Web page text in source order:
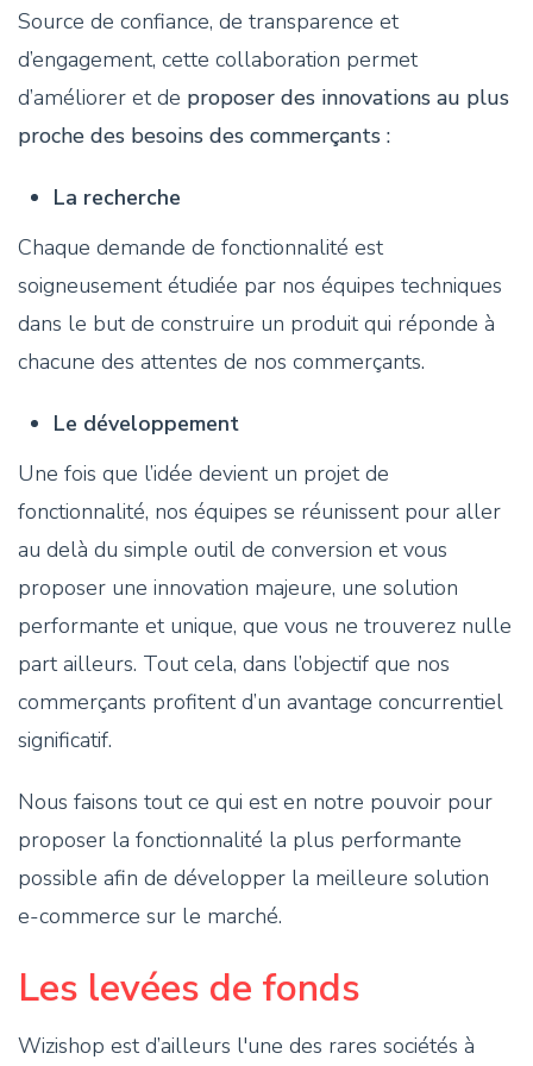
Source de confiance, de transparence et
d’engagement, cette collaboration permet
d’améliorer et de proposer des innovations au plus
proche des besoins des commerçants :
La recherche
Chaque demande de fonctionnalité est
soigneusement étudiée par nos équipes techniques
dans le but de construire un produit qui réponde à
chacune des attentes de nos commerçants.
Le développement
Une fois que l’idée devient un projet de
fonctionnalité, nos équipes se réunissent pour aller
au delà du simple outil de conversion et vous
proposer une innovation majeure, une solution
performante et unique, que vous ne trouverez nulle
part ailleurs. Tout cela, dans l’objectif que nos
commerçants profitent d’un avantage concurrentiel
significatif.
Nous faisons tout ce qui est en notre pouvoir pour
proposer la fonctionnalité la plus performante
possible afin de développer la meilleure solution
e-commerce sur le marché.
Les levées de fonds
Wizishop est d’ailleurs l'une des rares sociétés à